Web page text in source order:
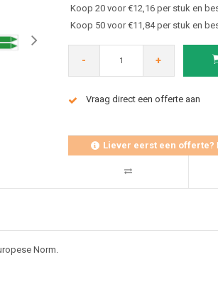
Koop 20 voor €12,16 per stuk en
Koop 50 voor €11,84 per stuk en
- +
Vraag direct een offerte aan
Liever eerst een offerte?
Norm.